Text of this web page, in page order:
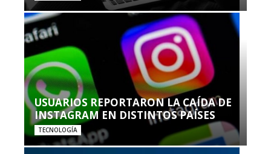
USUARIOS REPORTARON LA CAÍDA DE
INSTAGRAM EN DISTINTOS PAÍSES
TECNOLOGÍA